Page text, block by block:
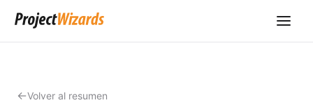
Volver al resumen